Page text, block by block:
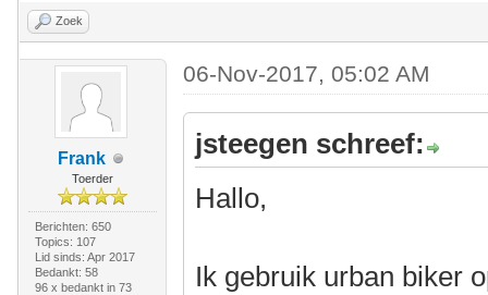
Zoek
Frank
Toerder
Berichten: 650
Topics: 107
Lid sinds: Apr 2017
Bedankt: 58
96 x bedankt in 73
06-Nov-2017, 05:02 AM
jsteegen schreef:
Hallo,
Ik gebruik urban biker